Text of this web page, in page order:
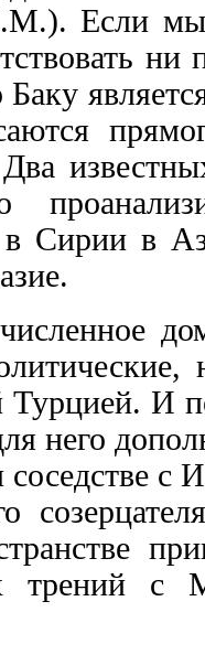
Если мы
Сирии в
Турцией. И
него
соседстве с
трений с